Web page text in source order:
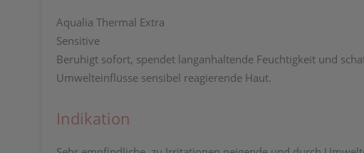
Aqualia Thermal Extra
Sensitive
Beruhigt sofort, spendet langanhaltende Feuchtigkeit und
Umwelteinflüsse sensibel reagierende Haut.
Indikation